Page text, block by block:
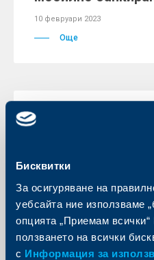
Бисквитки
За осигуряване на
уебсайта ние използваме
опцията „Приемам всички“
ползването на всички
с Информация за
10 февруари 2023
Още
Бизнес